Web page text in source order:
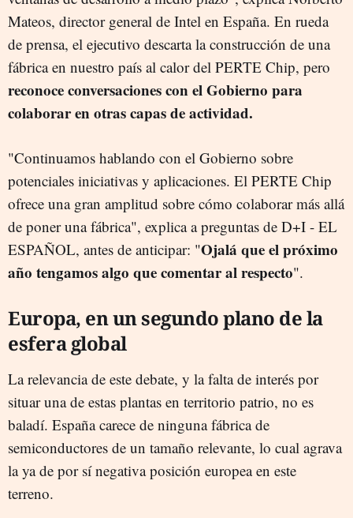
Mateos, director general de Intel en España. En rueda
de prensa, el ejecutivo descarta la construcción de una
fábrica en nuestro país al calor del PERTE Chip, pero
reconoce conversaciones con el Gobierno para
colaborar en otras capas de actividad.
"Continuamos hablando con el Gobierno sobre
potenciales iniciativas y aplicaciones. El PERTE Chip
ofrece una gran amplitud sobre cómo colaborar más allá
de poner una fábrica", explica a preguntas de D+I - EL
ESPAÑOL, antes de anticipar: "Ojalá que el próximo
año tengamos algo que comentar al respecto".
Europa, en un segundo plano de la
esfera global
La relevancia de este debate, y la falta de interés por
situar una de estas plantas en territorio patrio, no es
baladí. España carece de ninguna fábrica de
semiconductores de un tamaño relevante, lo cual agrava
la ya de por sí negativa posición europea en este
terreno.